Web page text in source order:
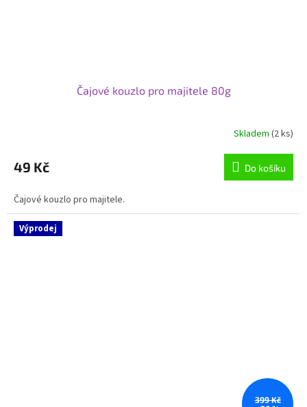
Čajové kouzlo pro majitele 80g
Skladem (2 ks)
49 Kč Do košíku
Čajové kouzlo pro majitele.
Výprodej
399 Kč